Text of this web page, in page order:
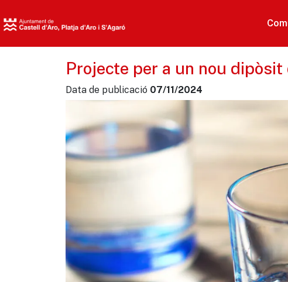
Projecte per a un nou dipòsit
Data de publicació 07/11/2024